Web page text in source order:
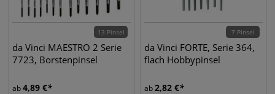
13 Pinsel
da Vinci MAESTRO 2 Serie
7723, Borstenpinsel
ab4,89 €
7 Pinsel
da Vinci FORTE, Serie 364,
flach Hobbypinsel
ab2,82 €